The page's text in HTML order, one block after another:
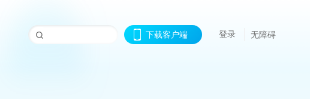
下载客户端 登录 无障碍